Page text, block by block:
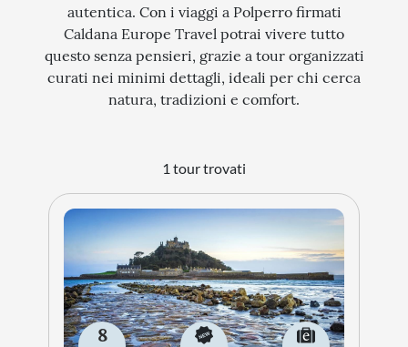
autentica. Con i viaggi a Polperro firmati
Caldana Europe Travel potrai vivere tutto
questo senza pensieri, grazie a tour organizzati
curati nei minimi dettagli, ideali per chi cerca
natura, tradizioni e comfort.
1 tour trovati
8
EVENTI SPECIALI
ARTE E CULTURA